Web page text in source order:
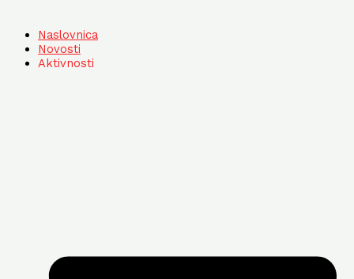
Naslovnica
Novosti
Aktivnosti